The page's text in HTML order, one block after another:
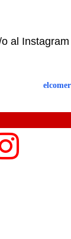
al Instagram